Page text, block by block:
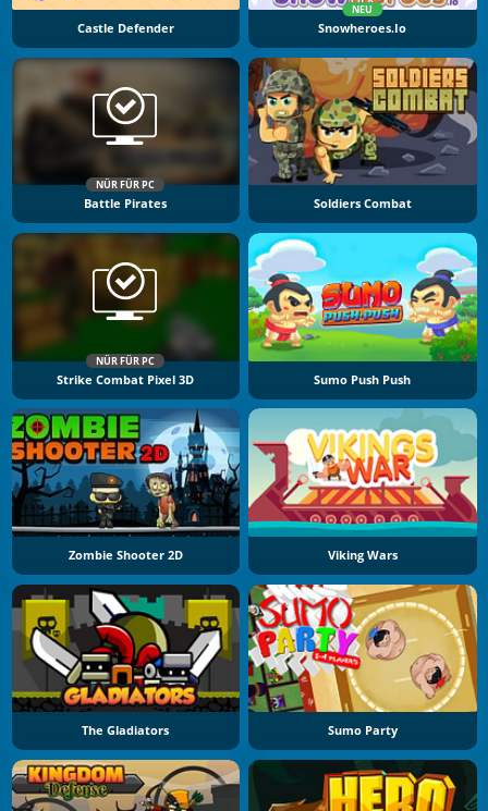
Castle Defender
NEU
Snowheroes.io
NÜR FÜR PC
Battle Pirates Soldiers Combat
NÜR FÜR PC
Strike Combat Pixel 3D Sumo Push Push
Zombie Shooter 2D Viking Wars
The Gladiators Sumo Party